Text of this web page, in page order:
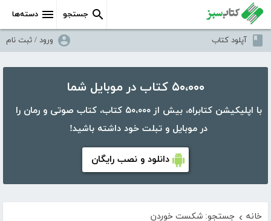
دسته‌ها جستجو
آپلود کتاب ورود / ثبت نام
۵۰،۰۰۰ کتاب در موبایل شما
با اپلیکیشن کتابراه، بیش از ۵۰،۰۰۰ کتاب، کتاب صوتی و رمان را
در موبایل و تبلت خود داشته باشید!
دانلود و نصب رایگان
خانه › جستجو: شکست خوردن